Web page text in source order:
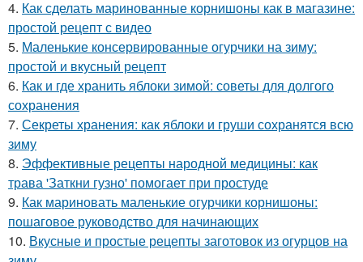
4. Как сделать маринованные корнишоны как в магазине:
простой рецепт с видео
5. Маленькие консервированные огурчики на зиму:
простой и вкусный рецепт
6. Как и где хранить яблоки зимой: советы для долгого
сохранения
7. Секреты хранения: как яблоки и груши сохранятся всю
зиму
8. Эффективные рецепты народной медицины: как
трава 'Заткни гузно' помогает при простуде
9. Как мариновать маленькие огурчики корнишоны:
пошаговое руководство для начинающих
10. Вкусные и простые рецепты заготовок из огурцов на